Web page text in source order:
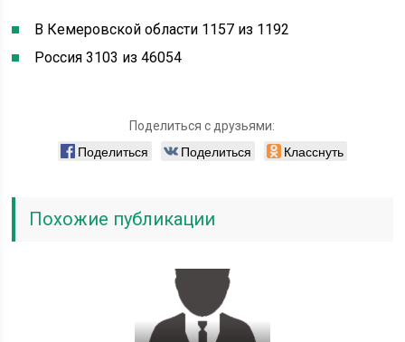
В Кемеровской области 1157 из 1192
Россия 3103 из 46054
Поделиться с друзьями:
Поделиться Поделиться Класснуть
Похожие публикации